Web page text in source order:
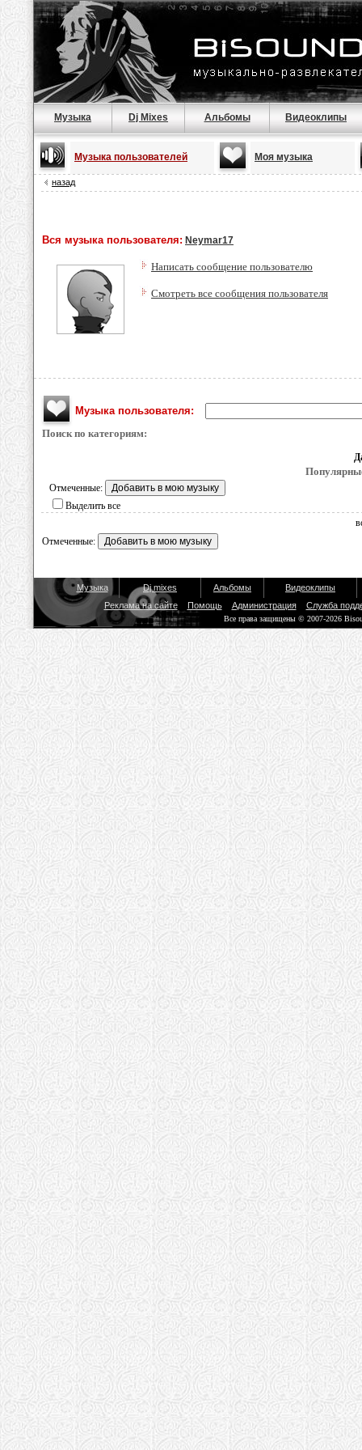
Музыка Dj Mixes Альбомы Видеоклипы
Музыка пользователей Моя музыка
назад
Вся музыка пользователя: Neymar17
Написать сообщение пользователю
Смотреть все сообщения пользователя
Музыка пользователя:
Поиск по категориям:
Отмеченные:
Выделить все
Отмеченные:
Музыка Dj mixes Альбомы
Видеоклипы
Реклама на сайте
Помощь Администрация Служба
Все права защищены © 2007-2026